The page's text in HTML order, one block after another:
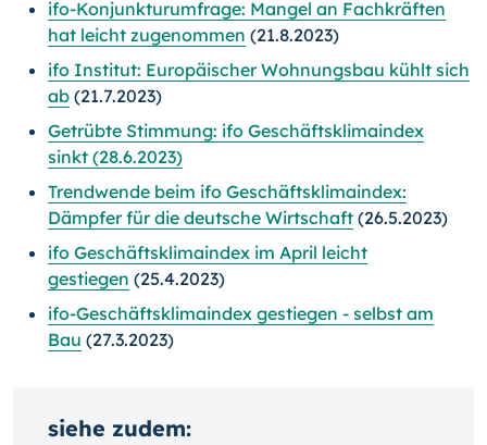
ifo-Konjunkturumfrage: Mangel an Fachkräften
hat leicht zugenommen (21.8.2023)
ifo Institut: Europäischer Wohnungsbau kühlt sich
ab (21.7.2023)
Getrübte Stimmung: ifo Geschäftsklimaindex
sinkt (28.6.2023)
Trendwende beim ifo Geschäftsklimaindex:
Dämpfer für die deutsche Wirtschaft (26.5.2023)
ifo Geschäftsklimaindex im April leicht
gestiegen (25.4.2023)
ifo-Geschäftsklimaindex gestiegen - selbst am
Bau (27.3.2023)
siehe zudem: